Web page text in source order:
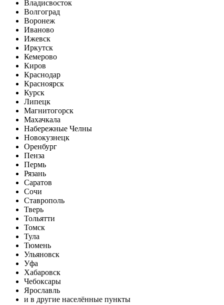
Владисвосток
Волгоград
Воронеж
Иваново
Ижевск
Иркутск
Кемерово
Киров
Краснодар
Красноярск
Курск
Липецк
Магнитогорск
Махачкала
Набережные Челны
Новокузнецк
Оренбург
Пенза
Пермь
Рязань
Саратов
Сочи
Ставрополь
Тверь
Тольятти
Томск
Тула
Тюмень
Ульяновск
Уфа
Хабаровск
Чебоксары
Ярославль
и в другие населённые пункты